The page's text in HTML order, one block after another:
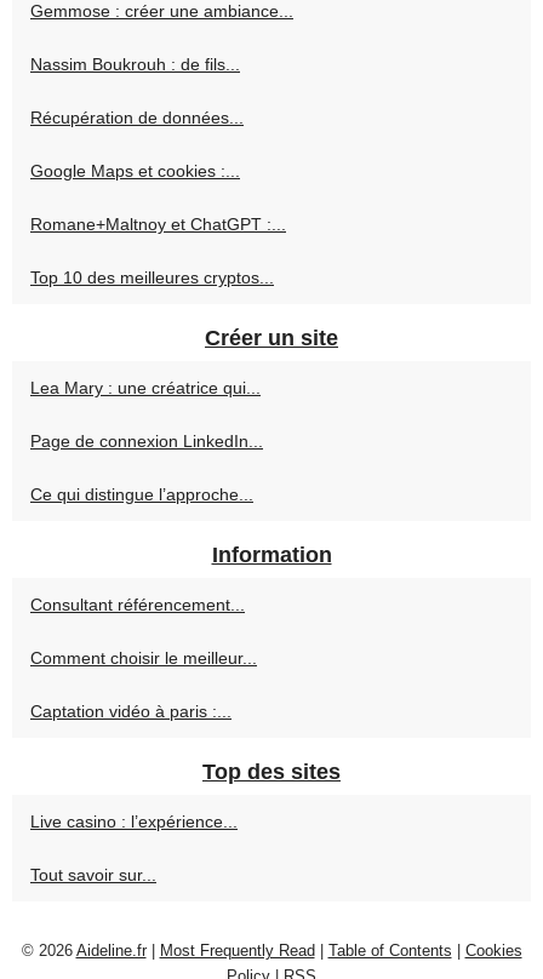
Gemmose : créer une ambiance...
Nassim Boukrouh : de fils...
Récupération de données...
Google Maps et cookies :...
Romane+Maltnoy et ChatGPT :...
Top 10 des meilleures cryptos...
Créer un site
Lea Mary : une créatrice qui...
Page de connexion LinkedIn...
Ce qui distingue l’approche...
Information
Consultant référencement...
Comment choisir le meilleur...
Captation vidéo à paris :...
Top des sites
Live casino : l’expérience...
Tout savoir sur...
© 2026 Aideline.fr| Most Frequently Read Table of Contents
Cookies